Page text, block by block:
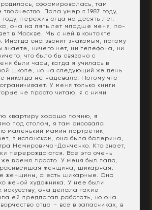
сформировалась, там
Папа умер в 1987 году,
году, пережив отца на десять лет.
она на пять лет младше меня, по-
в Москве. Мы с ней в контакте
Иногда она звонит знакомым, потому
знаете, ничего нет, ни телефона, ни
что было бы связано с
были часы, когда я училась в
школе, но на следующий же день
никогда не надевала. Потому что
У меня только книги
не просто читаю, я с ними
квартиру хорошо помню, я
под столом, я там рисовала.
маленький мамин портретик,
в испанском, она была балерина,
Немировича-Данченко. Кто знает,
перерождаются. Все это очень
же время просто. У меня был папа,
женщина, шикарная.
женщины, а есть шикарные. Она
женой художника. У нее были
искусству, она делала такие
ей предлагал работать, но она
отца – все в запасниках, в